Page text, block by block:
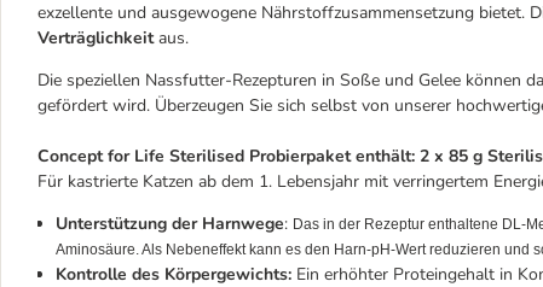
exzellente und ausgewogene Nährstoffzusammensetzung bietet.
Verträglichkeitaus.
Die speziellen Nassfutter-Rezepturen in Soße und Gelee können
gefördert wird. Überzeugen Sie sich selbst von unserer
Concept for Life Sterilised Probierpaket enthält: 2 x 85 g
Für kastrierte Katzen ab dem 1. Lebensjahr mit verringertem
Unterstützung der Harnwege: Das in der Rezeptur enthaltene DL-
Aminosäure. Als Nebeneffekt kann es den Harn-pH-Wert reduzieren und
Kontrolle des Körpergewichts: Ein erhöhter Proteingehalt in